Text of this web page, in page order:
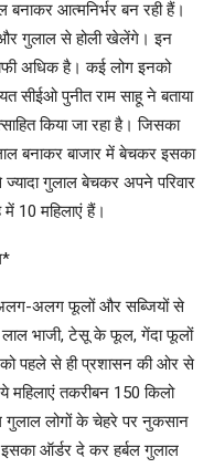
बनाकर आत्मनिर्भर बन रही हैं।
और गुलाल से होली खेलेंगे। इन
अधिक है। कई लोग इनको
सीईओ पुनीत राम साहू ने बताया
किया जा रहा है। जिसका
बनाकर बाजार में बेचकर इसका
गुलाल बेचकर अपने परिवार
10 महिलाएं हैं।
अलग-अलग फूलों और सब्जियों से
लाल भाजी, टेसू के फूल, गेंदा फूलों
पहले से ही प्रशासन की ओर से
महिलाएं तकरीबन 150 किलो
गुलाल लोगों के चेहरे पर नुकसान
इसका ऑर्डर दे कर हर्बल गुलाल